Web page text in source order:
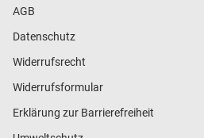
AGB
Datenschutz
Widerrufsrecht
Widerrufsformular
Erklärung zur Barrierefreiheit